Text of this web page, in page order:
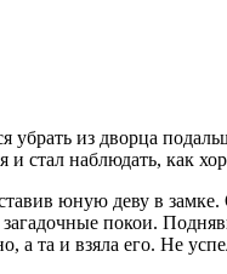
из дворца
стал наблюдать, как
юную деву в
покои.
та и взяла его. Не